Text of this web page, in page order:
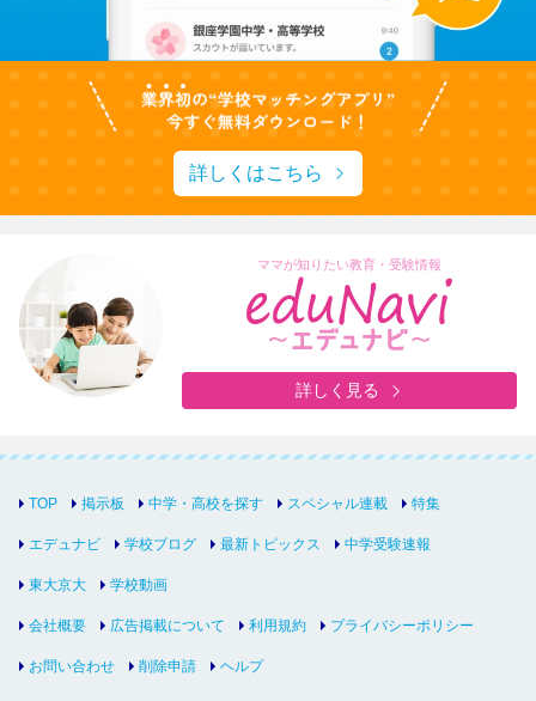
詳しくはこちら
ママが知りたい教育・受験情報
詳しく見る
TOP 掲示板 中学・高校を探す スペシャル連載 特集
エデュナビ 学校ブログ 最新トピックス 中学受験速報
東大京大 学校動画
会社概要 広告掲載について 利用規約 プライバシーポリシー
お問い合わせ 削除申請 ヘルプ